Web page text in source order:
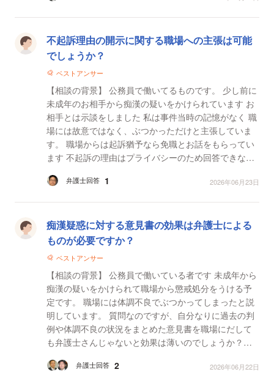
不起訴理由の開示に関する職場への主張は可能
でしょうか？
ベストアンサー
【相談の背景】 公務員で働いてるものです。 少し前に
未成年のお相手から痴漢の疑いをかけられています お
相手とは示談をしました 私は事件当時の記憶がなく 職
場には故意ではなく、ぶつかっただけと主張していま
す。 職場からは起訴猶予なら免職とお話をもらってい
ます 不起訴の理由はプライバシーのため回答できな
弁護士回答 1 2026年06月23日
痴漢疑惑に対する意見書の効果は弁護士による
ものが必要ですか？
ベストアンサー
【相談の背景】 公務員で働いている者です 未成年から
痴漢の疑いをかけられて職場から懲戒処分をうける予
定です。 職場には体調不良でぶつかってしまったと説
明しています。 質問なのですが、自分なりに過去の判
例や体調不良の状況をまとめた意見書を職場にだして
も弁護士さんじゃないと効果は薄いのでしょうか？
弁護士回答 2 2026年06月22日